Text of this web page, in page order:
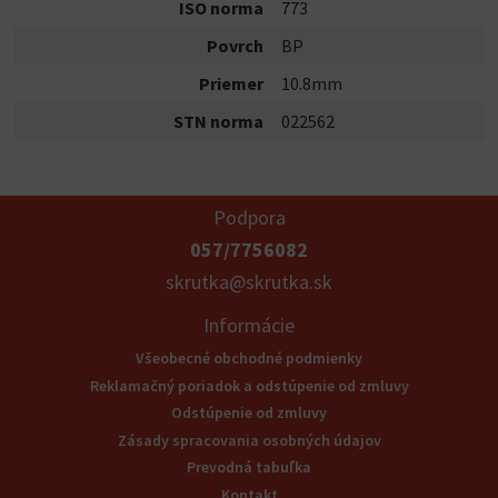
ISO norma
773
Povrch
BP
Priemer
10.8mm
STN norma
022562
Podpora
057/7756082
skrutka@skrutka.sk
Informácie
Všeobecné obchodné podmienky
Reklamačný poriadok a odstúpenie od zmluvy
Odstúpenie od zmluvy
Zásady spracovania osobných údajov
Prevodná tabuľka